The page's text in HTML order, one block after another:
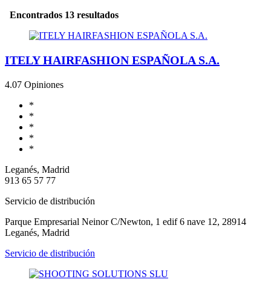
Encontrados 13 resultados
ITELY HAIRFASHION ESPAÑOLA S.A.
4.07 Opiniones
*
*
*
*
*
Leganés, Madrid
913 65 57 77
Servicio de distribución
Parque Empresarial Neinor C/Newton, 1 edif 6 nave 12, 28914
Leganés, Madrid
Servicio de distribución